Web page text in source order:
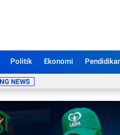
Politik Ekonomi
NEWS